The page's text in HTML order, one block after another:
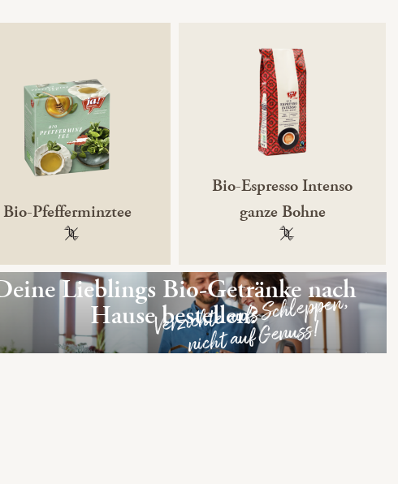
Bio-Pfefferminztee
100 % gentechnikfrei
Bio-Espresso Intenso
ganze Bohne
100 %
Verzichte aufs Schleppen,
nicht auf Genuss!
Lieblings Bio-Getränke nach
Hause bestellen?